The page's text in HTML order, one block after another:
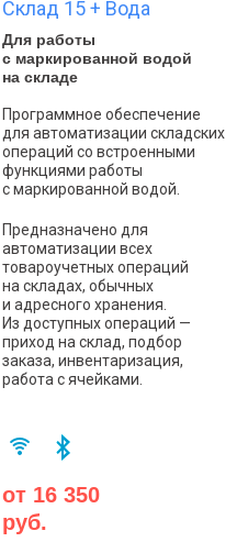
Склад 15 + Вода
Для работы
с маркированной водой
на складе
Программное обеспечение
для автоматизации складских
операций со встроенными
функциями работы
с маркированной водой.
Предназначено для
автоматизации всех
товароучетных операций
на складах, обычных
и адресного хранения.
Из доступных операций —
приход на склад, подбор
заказа, инвентаризация,
работа с ячейками.
от 16 350
руб.